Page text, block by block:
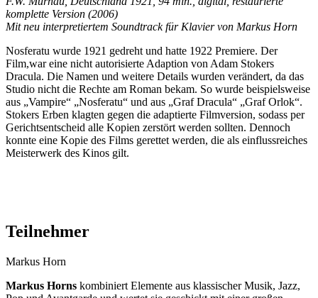
komplette Version (2006)
Mit neu interpretiertem Soundtrack für Klavier von Markus Horn
Nosferatu wurde 1921 gedreht und hatte 1922 Premiere. Der
Film,war eine nicht autorisierte Adaption von Adam Stokers
Dracula. Die Namen und weitere Details wurden verändert, da das
Studio nicht die Rechte am Roman bekam. So wurde beispielsweise
aus „Vampire“ „Nosferatu“ und aus „Graf Dracula“ „Graf Orlok“.
Stokers Erben klagten gegen die adaptierte Filmversion, sodass per
Gerichtsentscheid alle Kopien zerstört werden sollten. Dennoch
konnte eine Kopie des Films gerettet werden, die als einflussreiches
Meisterwerk des Kinos gilt.
Teilnehmer
Markus Horn
Markus Horns kombiniert Elemente aus klassischer Musik, Jazz,